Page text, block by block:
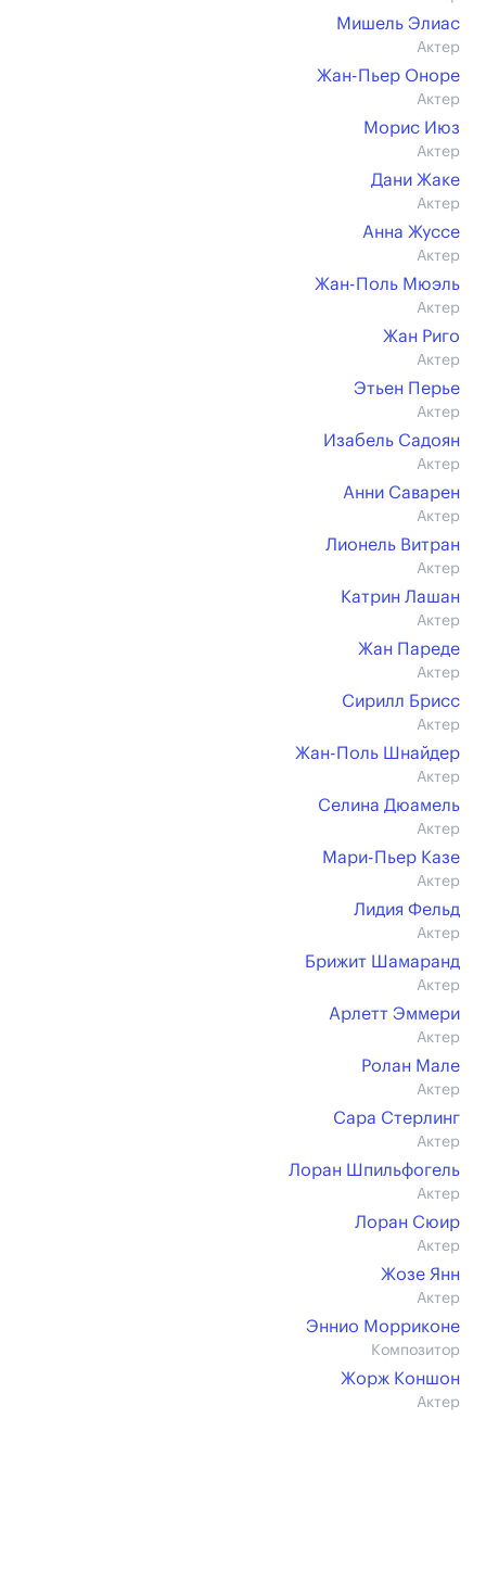
Мишель Элиас
Актер
Жан-Пьер Оноре
Актер
Морис Июз
Актер
Дани Жаке
Актер
Анна Жуссе
Актер
Жан-Поль Мюэль
Актер
Жан Риго
Актер
Этьен Перье
Актер
Изабель Садоян
Актер
Анни Саварен
Актер
Лионель Витран
Актер
Катрин Лашан
Актер
Жан Пареде
Актер
Сирилл Брисс
Актер
Жан-Поль Шнайдер
Актер
Селина Дюамель
Актер
Мари-Пьер Казе
Актер
Лидия Фельд
Актер
Брижит Шамаранд
Актер
Арлетт Эммери
Актер
Ролан Мале
Актер
Сара Стерлинг
Актер
Лоран Шпильфогель
Актер
Лоран Сюир
Актер
Жозе Янн
Актер
Эннио Морриконе
Композитор
Жорж Коншон
Актер